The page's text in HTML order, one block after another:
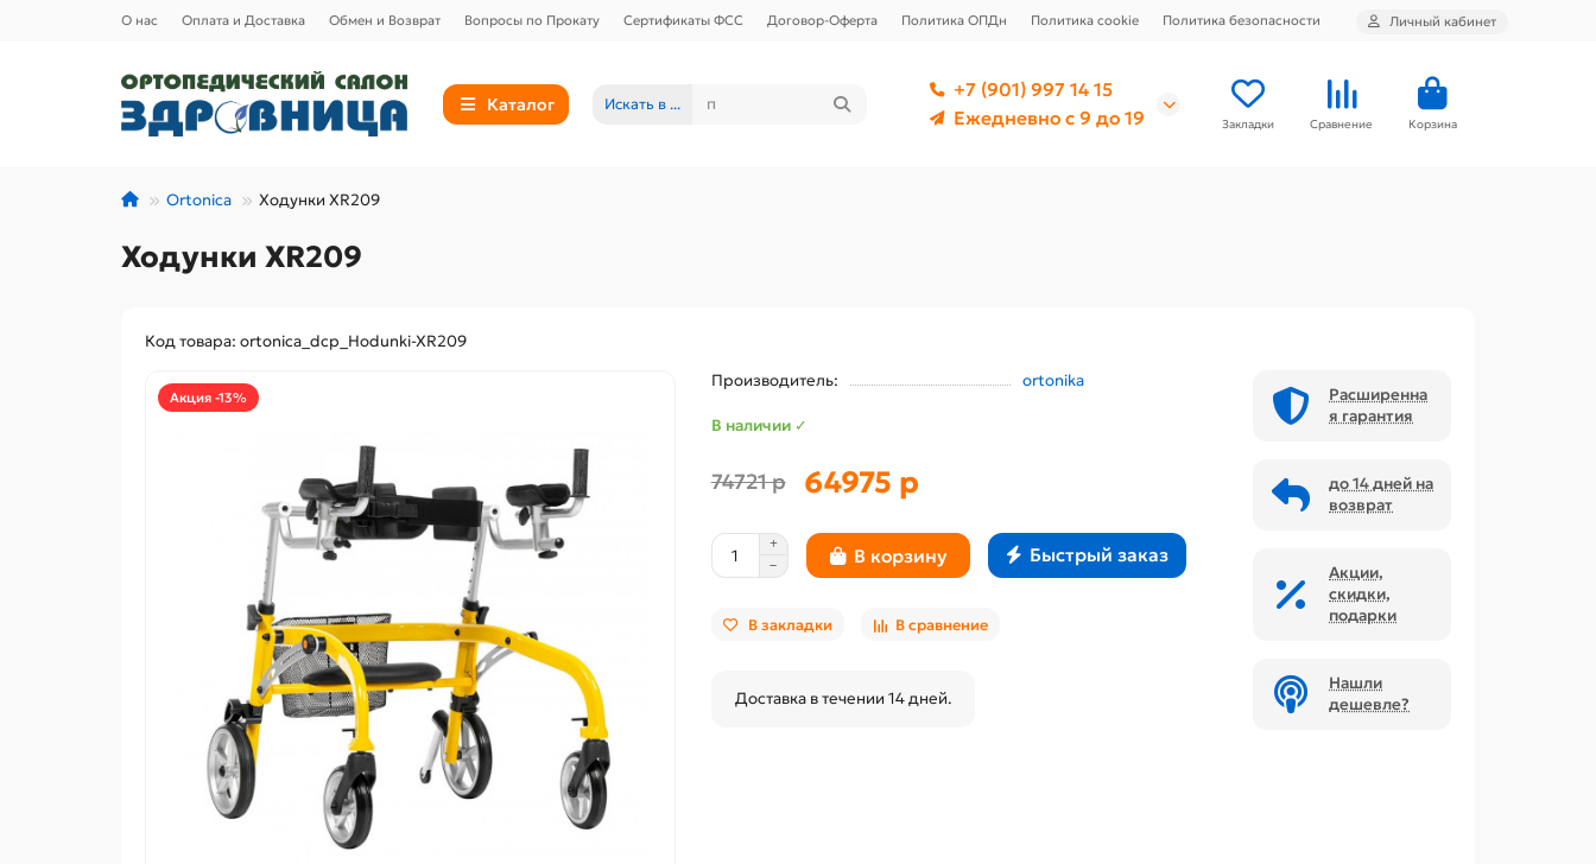
О нас Оплата и Доставка Обмен и Возврат Вопросы по Прокату Сертификаты ФСС Договор-Оферта Политика ОПДн Политика cookie Политика безопасности Личный кабинет
Каталог Искать в ...
+7 (901) 997 14 15
Ежедневно с 9 до 19
Закладки Сравнение Корзина
Ortonica Ходунки XR209
Ходунки XR209
Код товара: ortonica_dcp_Hodunki-XR209
Акция -13%
Производитель: ortonika
В наличии ✓
74721 р 64975 р
В корзину Быстрый заказ
В закладки В сравнение
Доставка в течении 14 дней.
Расширенна
я гарантия
до 14 дней на
возврат
Акции,
скидки,
подарки
Нашли
дешевле?